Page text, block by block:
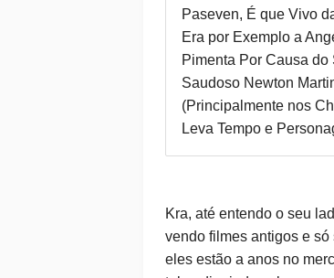
Paseven, É que Vivo
Era por Exemplo a
Pimenta Por Causa
Saudoso Newton
(Principalmente nos
Leva Tempo e
Kra, até entendo o seu
vendo filmes antigos e
eles estão a anos no